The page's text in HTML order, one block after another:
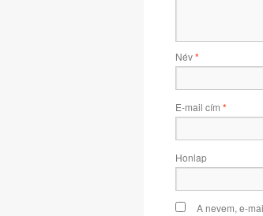
Név*
E-mail cím *
Honlap
A nevem, e-